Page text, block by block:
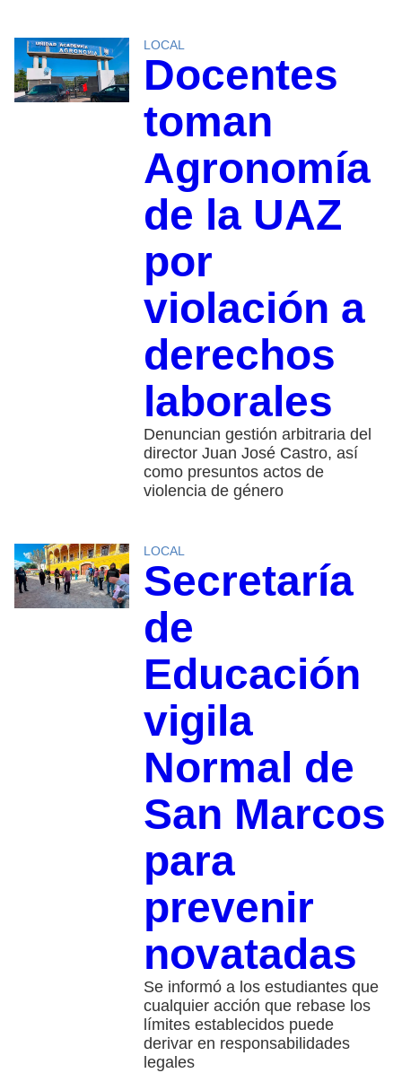
LOCAL
Docentes
toman
Agronomía
de la UAZ
por
violación a
derechos
laborales
Denuncian gestión arbitraria del
director Juan José Castro, así
como presuntos actos de
violencia de género
LOCAL
Secretaría
de
Educación
vigila
Normal de
San Marcos
para
prevenir
novatadas
Se informó a los estudiantes que
cualquier acción que rebase los
límites establecidos puede
derivar en responsabilidades
legales